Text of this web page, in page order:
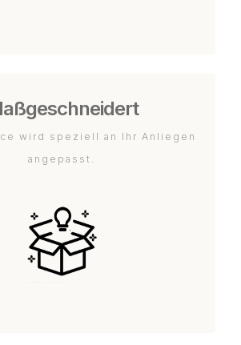
wird speziell an Ihr Anliegen
angepasst.